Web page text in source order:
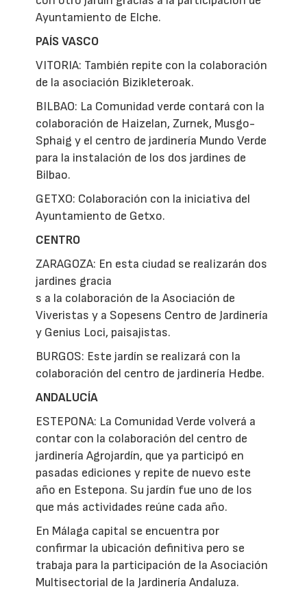
Ayuntamiento de Elche.
PAÍS VASCO
VITORIA: También repite con la colaboración
de la asociación Bizikleteroak.
BILBAO: La Comunidad verde contará con la
colaboración de Haizelan, Zurnek, Musgo-
Sphaig y el centro de jardinería Mundo Verde
para la instalación de los dos jardines de
Bilbao.
GETXO: Colaboración con la iniciativa del
Ayuntamiento de Getxo.
CENTRO
ZARAGOZA: En esta ciudad se realizarán dos
jardines gracia
s a la colaboración de la Asociación de
Viveristas y a Sopesens Centro de Jardinería
y Genius Loci, paisajistas.
BURGOS: Este jardín se realizará con la
colaboración del centro de jardinería Hedbe.
ANDALUCÍA
ESTEPONA: La Comunidad Verde volverá a
contar con la colaboración del centro de
jardinería Agrojardín, que ya participó en
pasadas ediciones y repite de nuevo este
año en Estepona. Su jardín fue uno de los
que más actividades reúne cada año.
En Málaga capital se encuentra por
confirmar la ubicación definitiva pero se
trabaja para la participación de la Asociación
Multisectorial de la Jardinería Andaluza.